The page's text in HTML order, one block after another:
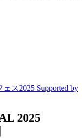
ス2025 Supported by
2025